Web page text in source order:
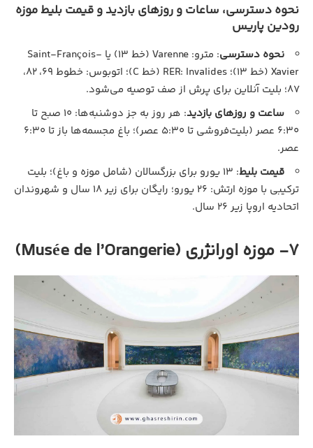
نحوه دسترسی، ساعات و روزهای بازدید و قیمت بلیط موزه
رودین پاریس
نحوه دسترسی
: مترو: Varenne (خط ۱۳) یا Saint-François-
Xavier (خط ۱۳)؛ RER: Invalides (خط C)؛ اتوبوس: خطوط ۶۹، ۸۲،
۸۷؛ بلیت آنلاین برای پرش از صف توصیه می‌شود.
ساعت و روزهای بازدید
: هر روز به جز دوشنبه‌ها: ۱۰ صبح تا
۶:۳۰ عصر (بلیت‌فروشی تا ۵:۳۰ عصر)؛ باغ مجسمه‌ها باز تا ۶:۳۰
عصر.
قیمت بلیط
: ۱۳ یورو برای بزرگسالان (شامل موزه و باغ)؛ بلیت
ترکیبی با موزه ارتش: ۲۶ یورو؛ رایگان برای زیر ۱۸ سال و شهروندان
اتحادیه اروپا زیر ۲۶ سال.
7- موزه اورانژری (Musée de l’Orangerie)